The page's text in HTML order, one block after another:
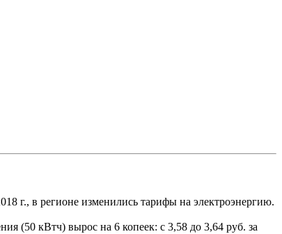
г., в регионе изменились тарифы на электроэнергию.
(50 кВтч) вырос на 6 копеек: с 3,58 до 3,64 руб. за